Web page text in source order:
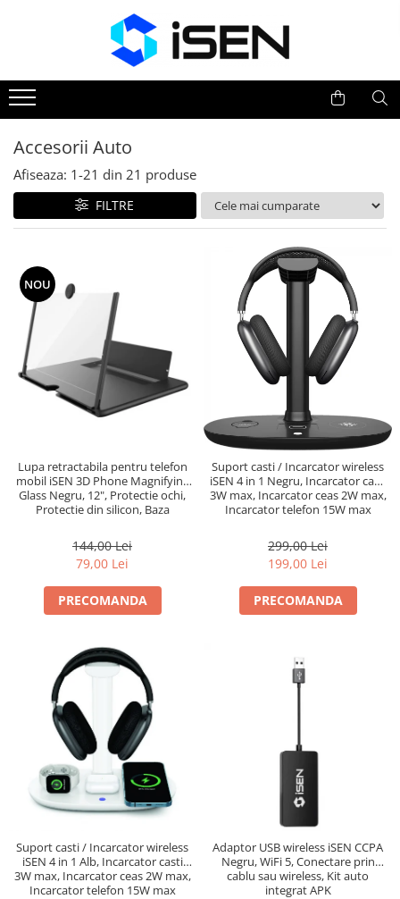
Trotinete electrice
Piese si accesorii
Accesorii Auto
Afiseaza: 1-21 din 21 produse
FILTRE
NOU
Lupa retractabila pentru telefon
mobil iSEN 3D Phone Magnifying
Glass Negru, 12", Protectie ochi,
Protectie din silicon, Baza
144,00 Lei
79,00 Lei
PRECOMANDA
Suport casti / Incarcator wireless
iSEN 4 in 1 Negru, Incarcator casti
3W max, Incarcator ceas 2W max,
Incarcator telefon 15W max
299,00 Lei
199,00 Lei
PRECOMANDA
Suport casti / Incarcator wireless
iSEN 4 in 1 Alb, Incarcator casti
3W max, Incarcator ceas 2W max,
Incarcator telefon 15W max
Adaptor USB wireless iSEN CCPA
Negru, WiFi 5, Conectare prin
cablu sau wireless, Kit auto
integrat APK